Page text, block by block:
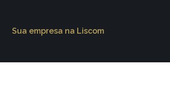
Sua empresa na Liscom